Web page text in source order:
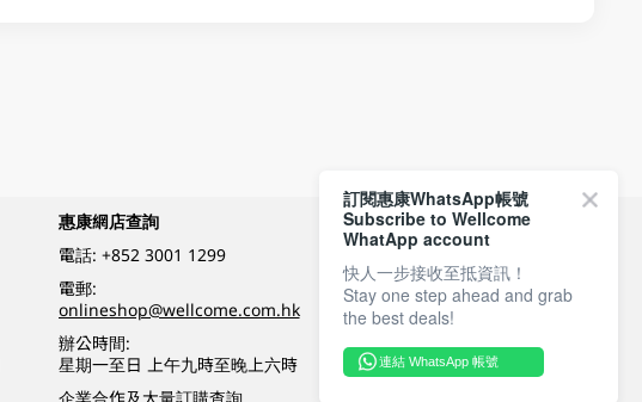
惠康網店查詢
電話: +852 3001 1299
電郵:
onlineshop@wellcome.com.hk
辦公時間:
星期一至日 上午九時至晚上六時
付款方式
關注我們
訂閱惠康WhatsApp帳號
Subscribe to Wellcome
WhatApp account
快人一步接收至抵資訊！
Stay one step ahead and grab
the best deals!
連結 WhatsApp 帳號